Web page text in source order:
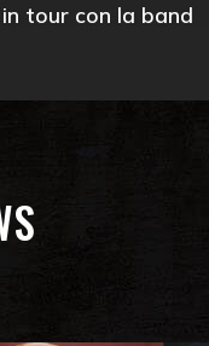
tour con la band